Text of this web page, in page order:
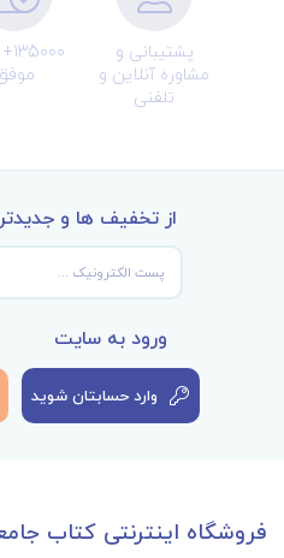
پشتیبانی و
مشاوره آنلاین و
تلفنی
از تخفیف ها و
ورود به سایت
وارد حسابتان شوید
فروشگاه اینترنتی کتاب